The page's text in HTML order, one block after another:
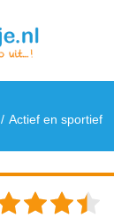
Actief en sportief